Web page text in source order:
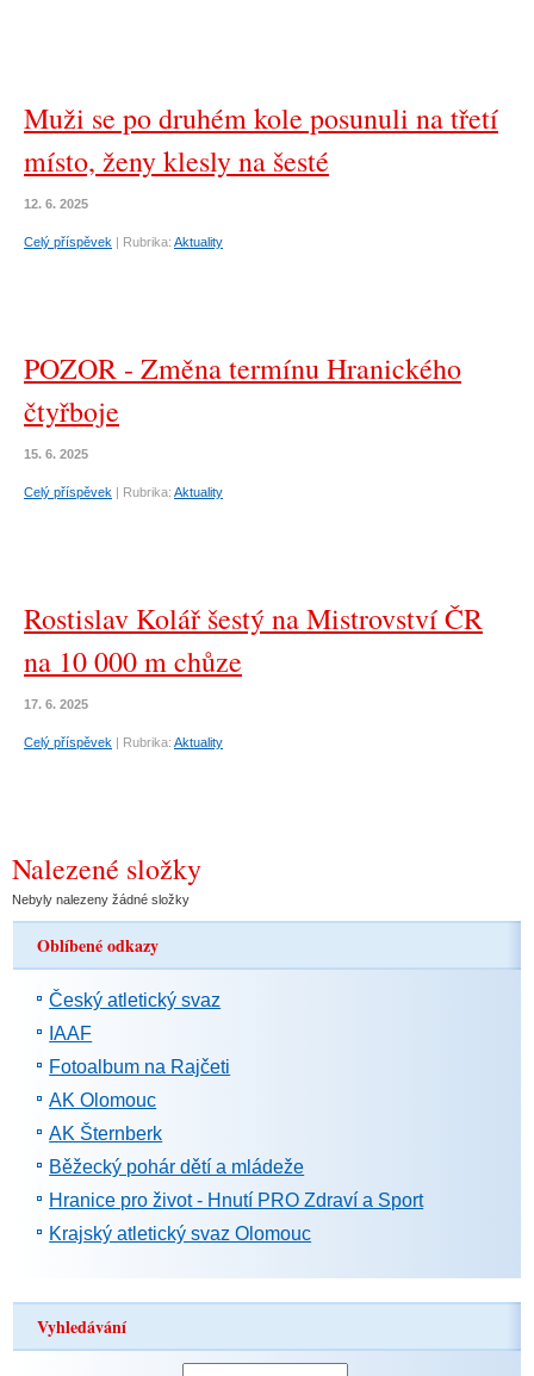
Muži se po druhém kole posunuli na třetí
místo, ženy klesly na šesté
12. 6. 2025
Celý příspěvek | Rubrika: Aktuality
POZOR - Změna termínu Hranického
čtyřboje
15. 6. 2025
Celý příspěvek | Rubrika: Aktuality
Rostislav Kolář šestý na Mistrovství ČR
na 10 000 m chůze
17. 6. 2025
Celý příspěvek | Rubrika: Aktuality
Nalezené složky
Nebyly nalezeny žádné složky
Oblíbené odkazy
Český atletický svaz
IAAF
Fotoalbum na Rajčeti
AK Olomouc
AK Šternberk
Běžecký pohár dětí a mládeže
Hranice pro život - Hnutí PRO Zdraví a Sport
Krajský atletický svaz Olomouc
Vyhledávání